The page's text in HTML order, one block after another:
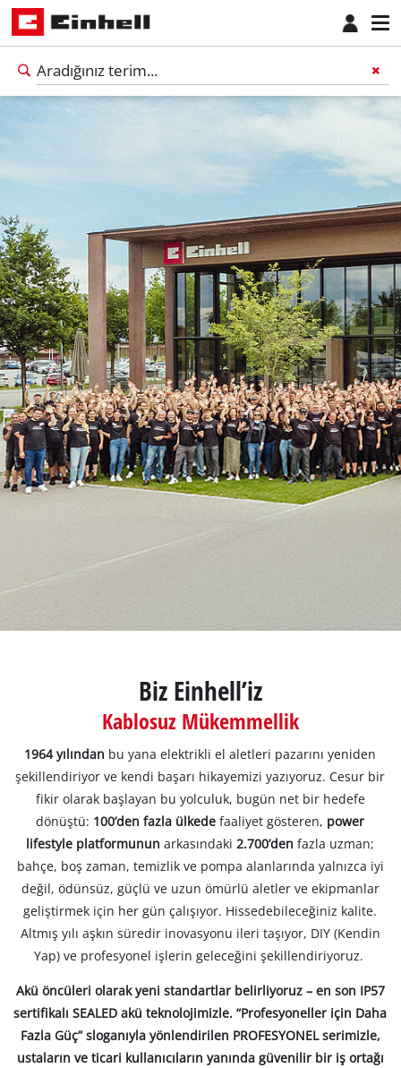
Türkçe
TRTürkçe
English
Biz Einhell’iz
Kablosuz Mükemmellik
1964 yılından bu yana elektrikli el aletleri pazarını yeniden
şekillendiriyor ve kendi başarı hikayemizi yazıyoruz. Cesur bir
fikir olarak başlayan bu yolculuk, bugün net bir hedefe
dönüştü: 100’den fazla ülkedefaaliyet gösteren, power
lifestyle platformununarkasındaki2.700’denfazla uzman;
bahçe, boş zaman, temizlik ve pompa alanlarında yalnızca iyi
değil, ödünsüz, güçlü ve uzun ömürlü aletler ve ekipmanlar
geliştirmek için her gün çalışıyor. Hissedebileceğiniz kalite.
Altmış yılı aşkın süredir inovasyonu ileri taşıyor, DIY (Kendin
Yap) ve profesyonel işlerin geleceğini şekillendiriyoruz.
Akü öncüleri olarak yeni standartlar belirliyoruz – en son IP57
sertifikalı SEALED akü teknolojimizle. “Profesyoneller için Daha
Fazla Güç” sloganıyla yönlendirilen PROFESYONEL serimizle,
ustaların ve ticari kullanıcıların yanında güvenilir bir iş ortağı